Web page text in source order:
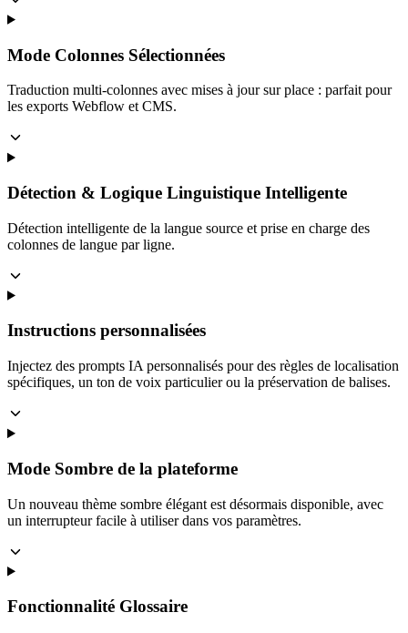
Mode Colonnes Sélectionnées
Traduction multi-colonnes avec mises à jour sur place : parfait pour
les exports Webflow et CMS.
Détection & Logique Linguistique Intelligente
Détection intelligente de la langue source et prise en charge des
colonnes de langue par ligne.
Instructions personnalisées
Injectez des prompts IA personnalisés pour des règles de localisation
spécifiques, un ton de voix particulier ou la préservation de balises.
Mode Sombre de la plateforme
Un nouveau thème sombre élégant est désormais disponible, avec
un interrupteur facile à utiliser dans vos paramètres.
Fonctionnalité Glossaire